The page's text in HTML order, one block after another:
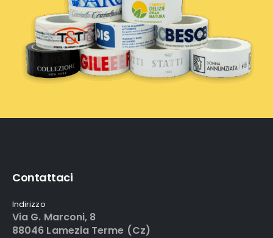
Contattaci
Indirizzo
Via G. Marconi, 8
88046 Lamezia Terme (Cz)